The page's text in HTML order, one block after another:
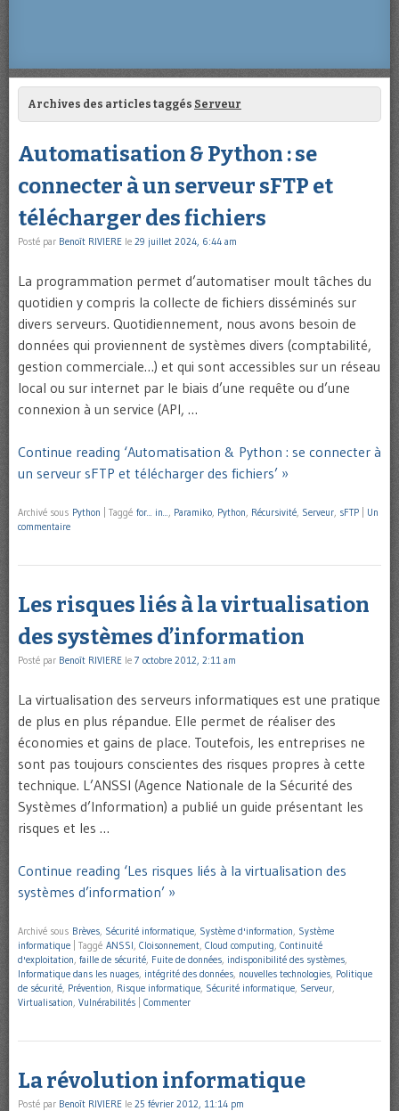
Archives des articles taggés Serveur
Automatisation & Python : se
connecter à un serveur sFTP et
télécharger des fichiers
Posté par Benoît RIVIERE le 29 juillet 2024, 6:44 am
La programmation permet d’automatiser moult tâches du
quotidien y compris la collecte de fichiers disséminés sur
divers serveurs. Quotidiennement, nous avons besoin de
données qui proviennent de systèmes divers (comptabilité,
gestion commerciale…) et qui sont accessibles sur un réseau
local ou sur internet par le biais d’une requête ou d’une
connexion à un service (API, …
Continue reading ‘Automatisation & Python : se connecter à
un serveur sFTP et télécharger des fichiers’ »
Archivé sous Python Taggé for... in..., Paramiko, Python, Récursivité, Serveur, sFTP
Un
commentaire
Les risques liés à la virtualisation
des systèmes d’information
Posté par Benoît RIVIERE le 7 octobre 2012, 2:11 am
La virtualisation des serveurs informatiques est une pratique
de plus en plus répandue. Elle permet de réaliser des
économies et gains de place. Toutefois, les entreprises ne
sont pas toujours conscientes des risques propres à cette
technique. L’ANSSI (Agence Nationale de la Sécurité des
Systèmes d’Information) a publié un guide présentant les
risques et les …
Continue reading ‘Les risques liés à la virtualisation des
systèmes d’information’ »
Archivé sous Brèves, Sécurité informatique, Système d'information, Système
informatique
Taggé ANSSI, Cloisonnement, Cloud computing, Continuité
d'exploitation, faille de sécurité, Fuite de données, indisponibilité des systèmes,
Informatique dans les nuages, intégrité des données, nouvelles technologies, Politique
de sécurité, Prévention, Risque informatique, Sécurité informatique, Serveur,
Virtualisation, Vulnérabilités Commenter
La révolution informatique
Posté par Benoît RIVIERE le 25 février 2012, 11:14 pm